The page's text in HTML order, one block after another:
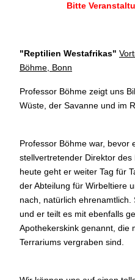
Bitte
"Reptilien Westafrikas"
Böhme, Bonn
Professor Böhme zeigt uns
Wüste, der Savanne und im
Professor Böhme war, bevor
stellvertretender Direktor
heute geht er weiter Tag für
der Abteilung für Wirbeltiere
nach, natürlich
und er teilt es mit ebenfalls
Apothekerskink genannt, die
Terrariums vergraben sind.